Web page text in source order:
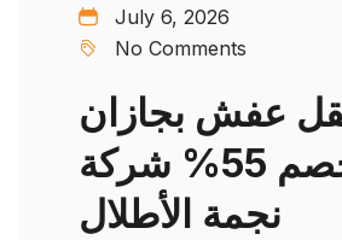
July 6, 2026
No Comments
نقل عفش بجازان
— خصم 55% شركة
نجمة الأطلال